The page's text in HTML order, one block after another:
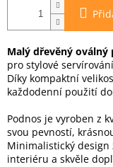
Malý dřevěný oválný
pro stylové
Díky kompaktní
každodenní použití
Podnos je vyroben z
svou pevností,
Minimalistický
interiéru a skvěle